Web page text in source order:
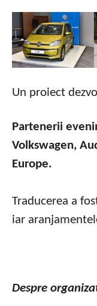
Un proiect
Partenerii
Volkswagen,
Europe.
Traducerea a
iar
Despre